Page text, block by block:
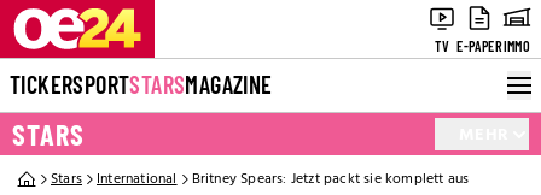
TV E-PAPERIMMO
TICKERSPORTSTARSMAGAZINE
STARS
Stars International Britney Spears: Jetzt packt sie komplett aus